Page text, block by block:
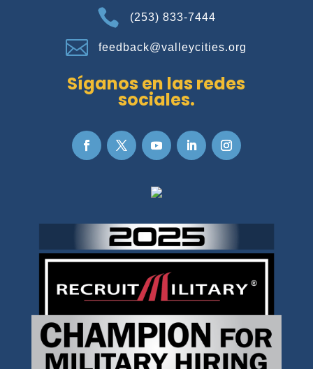
 (253) 833-7444
 feedback@valleycities.org
Síganos en las redes
sociales.